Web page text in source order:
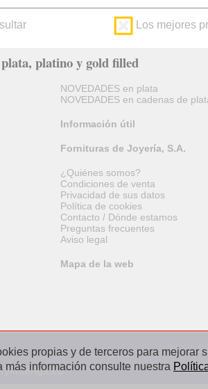
Los mejores
platino y gold filled
NOVEDADES en plata
NOVEDADES en cadenas de
Información útil
Fornituras de Joyería, S.A.
¿Quiénes somos?
Condiciones de venta
Privacidad de sus datos
Política de cookies
Contacto / Dónde estamos
Preguntas frecuentes
Aviso legal
Mapa de la web
+34 91
propias y de terceros para
más información consulte nuestra